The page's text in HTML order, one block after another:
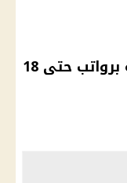
وزارة العمل تعلن وظائف خالية برواتب حتى 18